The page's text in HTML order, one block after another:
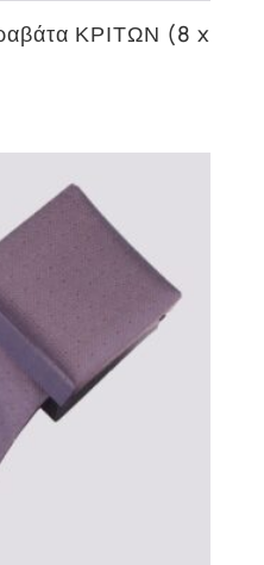
ΚΡΙΤΩΝ (8 x